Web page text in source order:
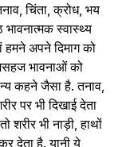
चिंता, क्रोध, भय
स्वास्थ्य
अपने दिमाग को
भावनाओं को
कहने जैसा है. तनाव,
पर भी दिखाई देता
शरीर भी नाड़ी, हाथों
देता है. यानी ये